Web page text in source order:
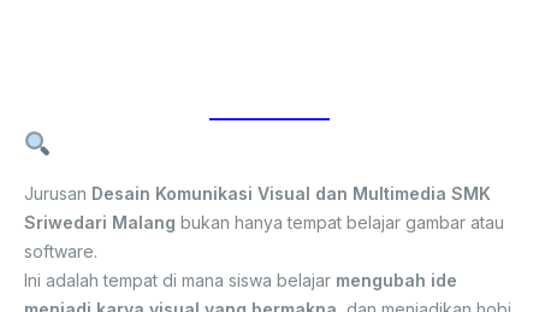
Jurusan Desain Komunikasi Visual dan Multimedia SMK
Sriwedari Malang bukan hanya tempat belajar gambar atau
software.
Ini adalah tempat di mana siswa belajar mengubah ide